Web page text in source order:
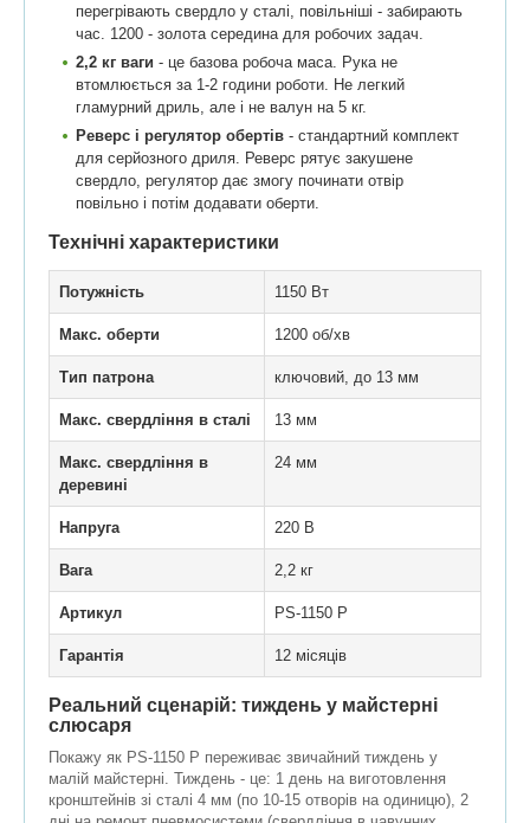
перегрівають свердло у сталі, повільніші - забирають
час. 1200 - золота середина для робочих задач.
2,2 кг ваги - це базова робоча маса. Рука не
втомлюється за 1-2 години роботи. Не легкий
гламурний дриль, але і не валун на 5 кг.
Реверс і регулятор обертів - стандартний комплект
для серйозного дриля. Реверс рятує закушене
свердло, регулятор дає змогу починати отвір
повільно і потім додавати оберти.
Технічні характеристики
Потужність 1150 Вт
Макс. оберти 1200 об/хв
Тип патрона ключовий, до 13 мм
Макс. свердління в сталі 13 мм
Макс. свердління в
деревині
24 мм
Напруга 220 В
Вага 2,2 кг
Артикул PS-1150 P
Гарантія 12 місяців
Реальний сценарій: тиждень у майстерні
слюсаря
Покажу як PS-1150 P переживає звичайний тиждень у
малій майстерні. Тиждень - це: 1 день на виготовлення
кронштейнів зі сталі 4 мм (по 10-15 отворів на одиницю), 2